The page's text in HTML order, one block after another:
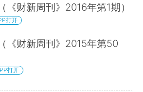
《财新周刊》2016年第1期）
打开
《财新周刊》2015年第50
打开